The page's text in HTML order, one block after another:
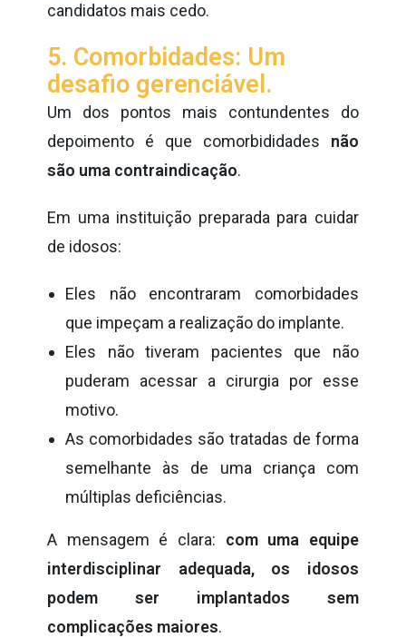
candidatos mais cedo.
5. Comorbidades: Um
desafio gerenciável.
Um dos pontos mais contundentes do
depoimento é que comorbididades não
são uma contraindicação.
Em uma instituição preparada para cuidar
de idosos:
Eles não encontraram comorbidades
que impeçam a realização do implante.
Eles não tiveram pacientes que não
puderam acessar a cirurgia por esse
motivo.
As comorbidades são tratadas de forma
semelhante às de uma criança com
múltiplas deficiências.
A mensagem é clara: com uma equipe
interdisciplinar adequada, os idosos
podem ser implantados sem
complicações maiores.